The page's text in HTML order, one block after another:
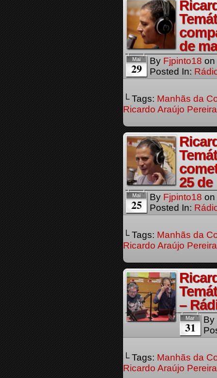
de
Mai
29 By Fjpinto18 on
Posted In:
└ Tags: Manhãs da
Ricardo Araújo Pereira
25
Mai
25 By Fjpinto18 on
Posted In:
└ Tags: Manhãs da
Ricardo Araújo Pereira
–
Mar
31
By
└ Tags: Manhãs da
Ricardo Araújo Pereira